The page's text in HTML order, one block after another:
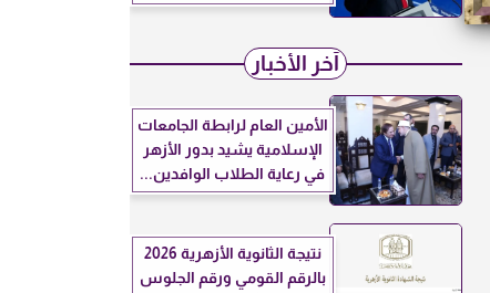
آخر الأخبار
الأمين العام لرابطة الجامعات
الإسلامية يشيد بدور الأزهر
في رعاية الطلاب الوافدين...
نتيجة الثانوية الأزهرية 2026
بالرقم القومي ورقم الجلوس